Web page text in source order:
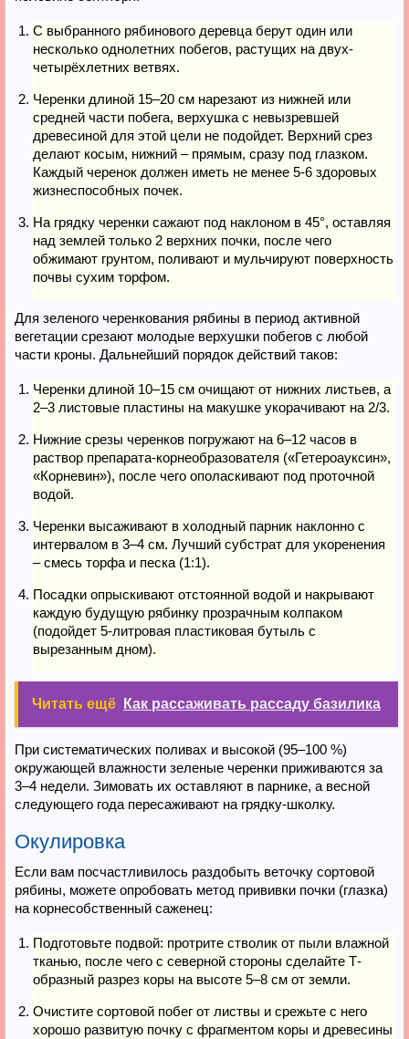
С выбранного рябинового деревца берут один или
несколько однолетних побегов, растущих на двух-
четырёхлетних ветвях.
Черенки длиной 15–20 см нарезают из нижней или
средней части побега, верхушка с невызревшей
древесиной для этой цели не подойдет. Верхний срез
делают косым, нижний – прямым, сразу под глазком.
Каждый черенок должен иметь не менее 5-6 здоровых
жизнеспособных почек.
На грядку черенки сажают под наклоном в 45°, оставляя
над землей только 2 верхних почки, после чего
обжимают грунтом, поливают и мульчируют поверхность
почвы сухим торфом.
Для зеленого черенкования рябины в период активной
вегетации срезают молодые верхушки побегов с любой
части кроны. Дальнейший порядок действий таков:
Черенки длиной 10–15 см очищают от нижних листьев, а
2–3 листовые пластины на макушке укорачивают на 2/3.
Нижние срезы черенков погружают на 6–12 часов в
раствор препарата-корнеобразователя («Гетероауксин»,
«Корневин»), после чего ополаскивают под проточной
водой.
Черенки высаживают в холодный парник наклонно с
интервалом в 3–4 см. Лучший субстрат для укоренения
– смесь торфа и песка (1:1).
Посадки опрыскивают отстоянной водой и накрывают
каждую будущую рябинку прозрачным колпаком
(подойдет 5-литровая пластиковая бутыль с
вырезанным дном).
Читать ещё Как рассаживать рассаду базилика
При систематических поливах и высокой (95–100 %)
окружающей влажности зеленые черенки приживаются за
3–4 недели. Зимовать их оставляют в парнике, а весной
следующего года пересаживают на грядку-школку.
Окулировка
Если вам посчастливилось раздобыть веточку сортовой
рябины, можете опробовать метод прививки почки (глазка)
на корнесобственный саженец:
Подготовьте подвой: протрите стволик от пыли влажной
тканью, после чего с северной стороны сделайте Т-
образный разрез коры на высоте 5–8 см от земли.
Очистите сортовой побег от листвы и срежьте с него
хорошо развитую почку с фрагментом коры и древесины